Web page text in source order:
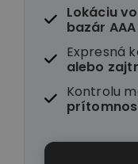
Lokáciu
bazár
Expresná
alebo
Kontrolu